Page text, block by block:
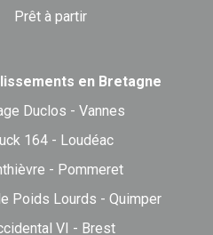
Prêt à partir
en Bretagne
Duclos - Vannes
164 - Loudéac
- Pommeret
Poids Lourds - Quimper
VI - Brest